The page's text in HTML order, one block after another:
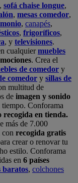
, sofá chaise longue,
, mesas comedor,
, canapés,
, frigoríficos,
, y televisiones.
cualquiermuebles
. Crea el
de comedor y
comedor y sillas de
multitud de
de imagen y sonido
tiempo. Conforama
recogida en tienda.
más de 7.000
con recogida gratis
crear o renovar tu
estilo. Conforama
en 6 países
baratos, colchones